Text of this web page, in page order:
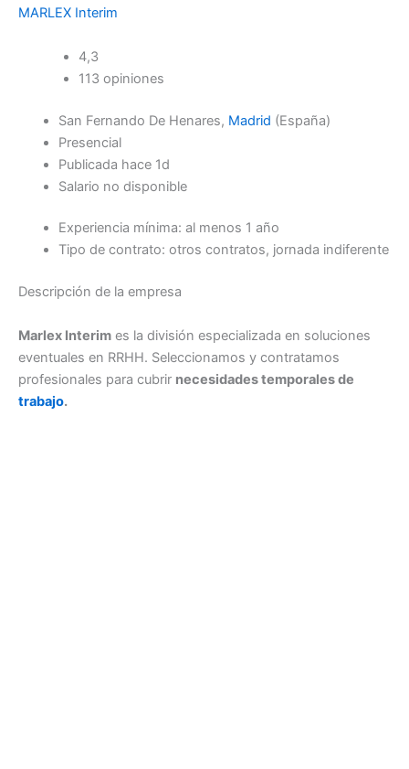
MARLEX Interim
4,3
113 opiniones
San Fernando De Henares, Madrid (España)
Presencial
Publicada hace 1d
Salario no disponible
Experiencia mínima: al menos 1 año
Tipo de contrato: otros contratos, jornada indiferente
Descripción de la empresa
Marlex Interim es la división especializada en soluciones
eventuales en RRHH. Seleccionamos y contratamos
profesionales para cubrir necesidades temporales de
trabajo.